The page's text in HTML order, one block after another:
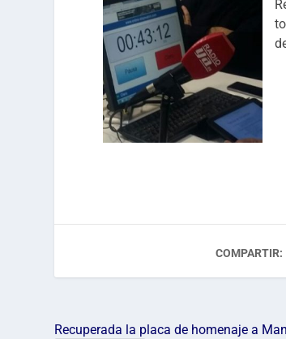
COMPARTIR:
Recuperada la placa de homenaje a